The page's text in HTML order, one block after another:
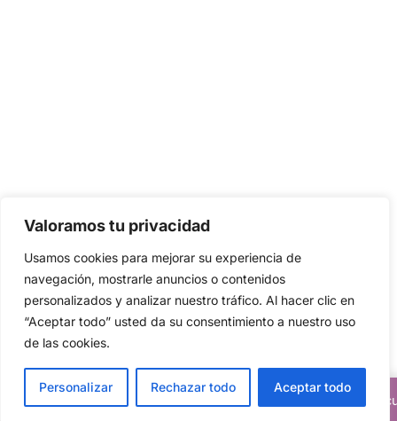
Valoramos tu privacidad
Usamos cookies para mejorar su experiencia de
navegación, mostrarle anuncios o contenidos
personalizados y analizar nuestro tráfico. Al hacer clic en
“Aceptar todo” usted da su consentimiento a nuestro uso
de las cookies.
Personalizar Rechazar todo Aceptar todo
Descuentos del 20% en todos nuestros
Translate »